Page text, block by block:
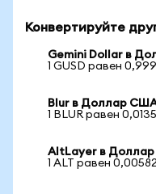
Конвертируйте
Gemini Dollar в
1 GUSD равен
Blur в Доллар
1 BLUR равен
AltLayer в
1 ALT равен